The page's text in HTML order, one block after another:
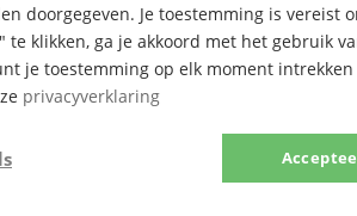
Aansturing
(QuickDMX,
doorgegeven. Je toestemming is vereist
te klikken, ga je akkoord met het gebruik
je toestemming op elk moment
privacyverklaring